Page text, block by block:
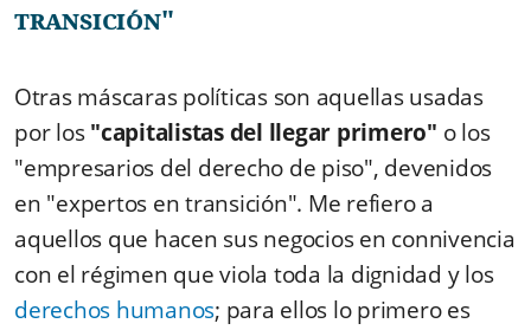
transición"
⁠Otras máscaras políticas son aquellas usadas
por los"capitalistas del llegar primero" o los
"empresarios del derecho de piso", devenidos
en "expertos en transición". Me refiero a
aquellos que hacen sus negocios en connivencia
con el régimen que viola toda la dignidad y los
derechos humanos; para ellos lo primero es